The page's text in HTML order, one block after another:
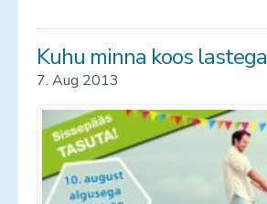
Kuhu minna koos lastega
7. Aug 2013